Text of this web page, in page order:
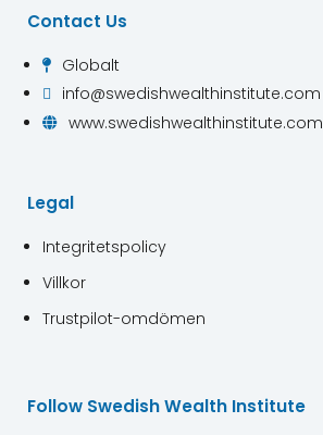
Contact Us
 Globalt
 info@swedishwealthinstitute.com
 www.swedishwealthinstitute.com
Legal
Integritetspolicy
Villkor
Trustpilot-omdömen
Follow Swedish Wealth Institute